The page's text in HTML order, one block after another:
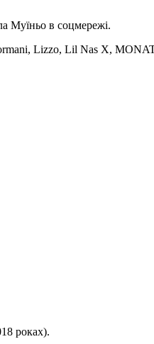
Муїньо в соцмережі.
Lizzo, Lil Nas X,
роках).